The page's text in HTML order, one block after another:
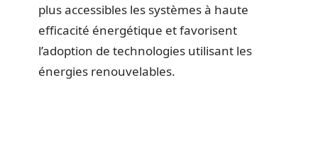
plus accessibles les systèmes à haute
efficacité énergétique et favorisent
l’adoption de technologies utilisant les
énergies renouvelables.